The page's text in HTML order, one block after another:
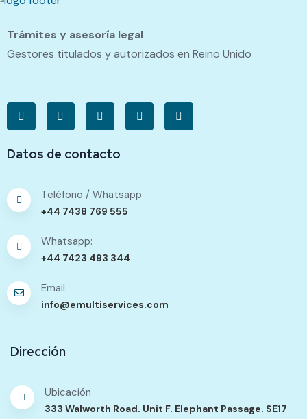
Trámites y asesoría legal
Gestores titulados y autorizados en Reino Unido
Datos de contacto
Teléfono / Whatsapp
+44 7438 769 555
Whatsapp:
+44 7423 493 344
Email
info@emultiservices.com
Dirección
Ubicación
333 Walworth Road. Unit F. Elephant Passage. SE17